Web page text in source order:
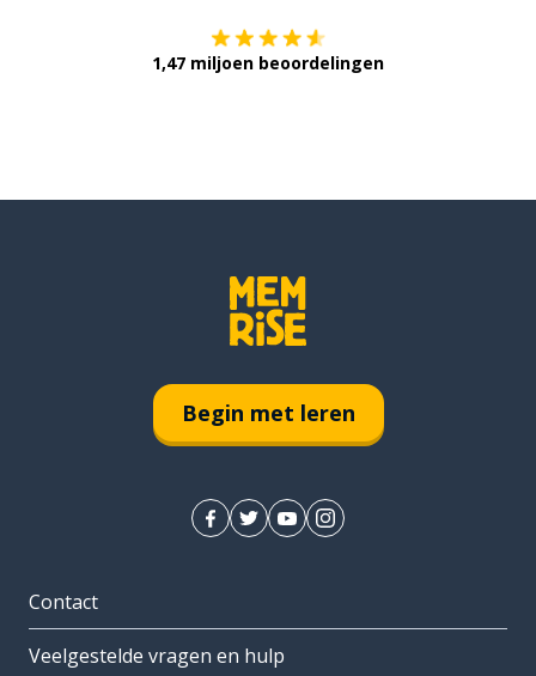
1,47 miljoen beoordelingen
Begin met leren
Contact
Veelgestelde vragen en hulp